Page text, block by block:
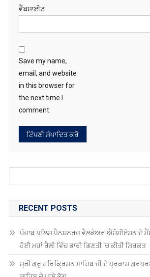
ਵੈੱਬਸਾਈਟ
Save my name,
email, and website
in this browser for
the next time I
RECENT POSTS
ਪੰਜਾਬ ਪੁਲਿਸ ਪੈਨਸ਼ਨਰਜ ਵੈਲਫੇਅਰ ਐਸੋਸੀਏਸ਼ਨ ਦੇ
ਹੋਈ ਮਹਾਂ ਰੈਲੀ ਵਿੱਚ ਭਾਰੀ ਗਿਣਤੀ ‘ਚ ਕੀਤੀ ਸ਼ਿਰਕਤ
ਸ੍ਰੀ ਗੁਰੂ ਹਰਿਕ੍ਰਿਸ਼ਨ ਸਾਹਿਬ ਜੀ ਦੇ ਪ੍ਰਕਾਸ਼
ਸਾਹਿਬ ਦੇ ਪਾਏ ਭੋਗ